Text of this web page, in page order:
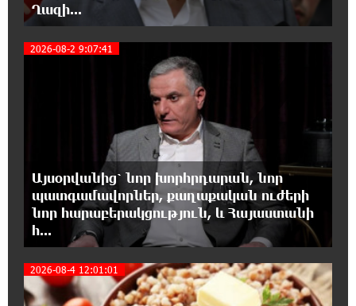
17:58:24 7-08-2026
Վեհափառ Հայրապետը աղոթք է հնչեցնում
17:31:07 7-08-2026
Վեհափառի հանդեպ տիտանական
ապօրինություն կա, անասելի ցավ եմ զգում.
17:30:48 7-08-2026
Արժանապատիվ դատավորը ինքնաբացարկ
հայտնեց և հրաժարվեց քննել գործն ու
17:07:39 7-08-2026
Ղազի...
2026-08-2 9:07:41
Այսօրվանից՝ նոր խորհրդարան, նոր
պատգամավորներ, քաղաքական ուժերի
նոր հարաբերակցություն, և Հայաստանի
հ...
4
2026-08-4 12:01:01